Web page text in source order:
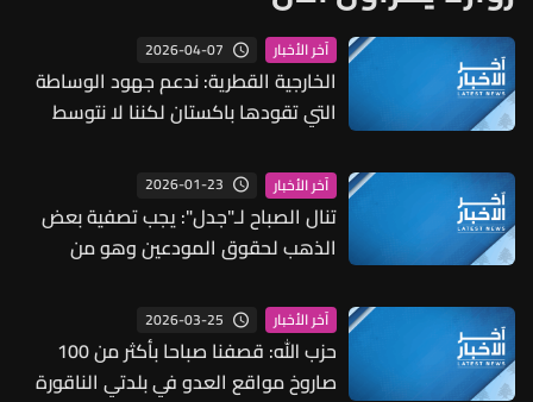
آخر الأخبار 2026-04-07
الخارجية القطرية: ندعم جهود الوساطة
التي تقودها باكستان لكننا لا نتوسط
آخر الأخبار 2026-01-23
تنال الصباح لـ"جدل": يجب تصفية بعض
الذهب لحقوق المودعين وهو من
آخر الأخبار 2026-03-25
حزب الله: قصفنا صباحا بأكثر من 100
صاروخ مواقع العدو في بلدتي الناقورة